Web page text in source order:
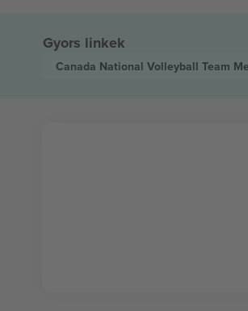
Gyors linkek
Canada National Volleyball Team